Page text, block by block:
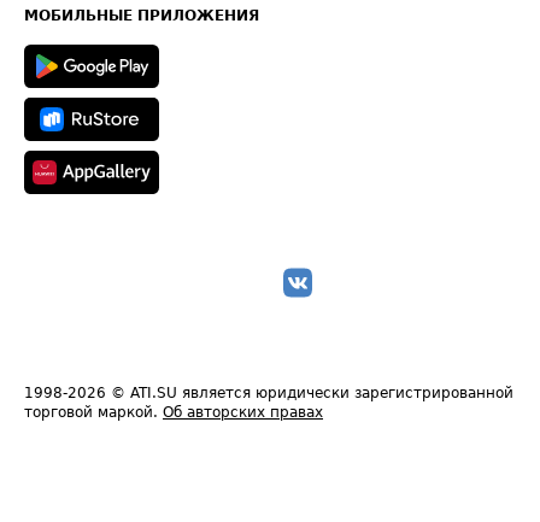
Техническая информация
МОБИЛЬНЫЕ ПРИЛОЖЕНИЯ
1998-2026 © ATI.SU является юридически зарегистрированной
торговой маркой. Об авторских правах